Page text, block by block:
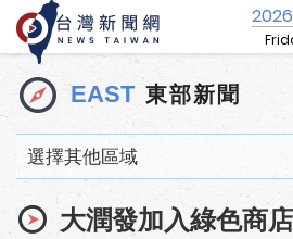
2026
EAST 東部新聞
選擇其他區域
大潤發加入綠色商